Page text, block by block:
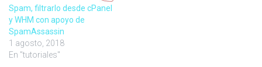
Spam, filtrarlo desde cPanel
y WHM con apoyo de
SpamAssassin
1 agosto, 2018
En "tutoriales"